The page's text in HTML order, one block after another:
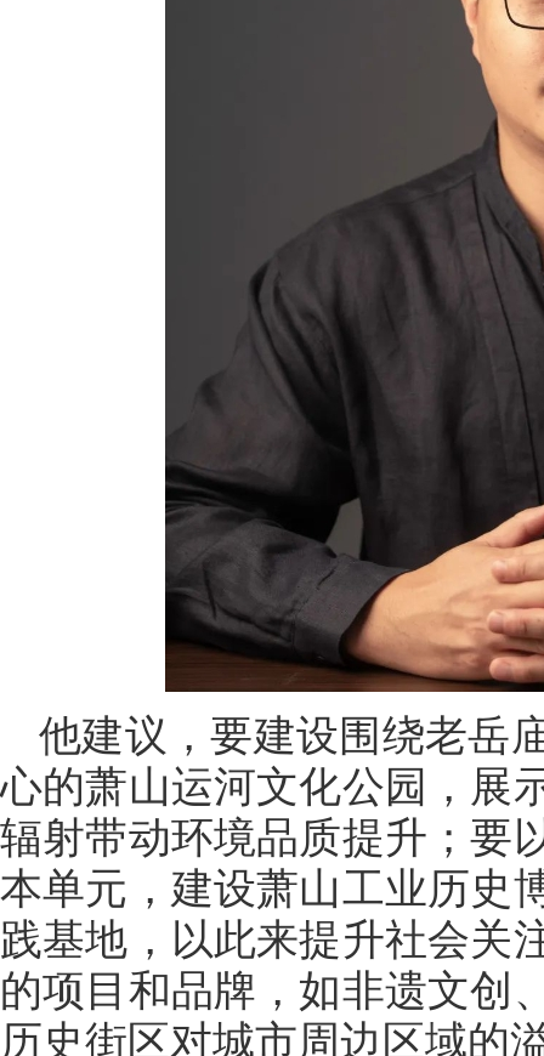
他建议，要建设围绕老岳
心的萧山运河文化公园，展
辐射带动环境品质提升；要
本单元，建设萧山工业历史
践基地，以此来提升社会关
的项目和品牌，如非遗文创
历史街区对城市周边区域的